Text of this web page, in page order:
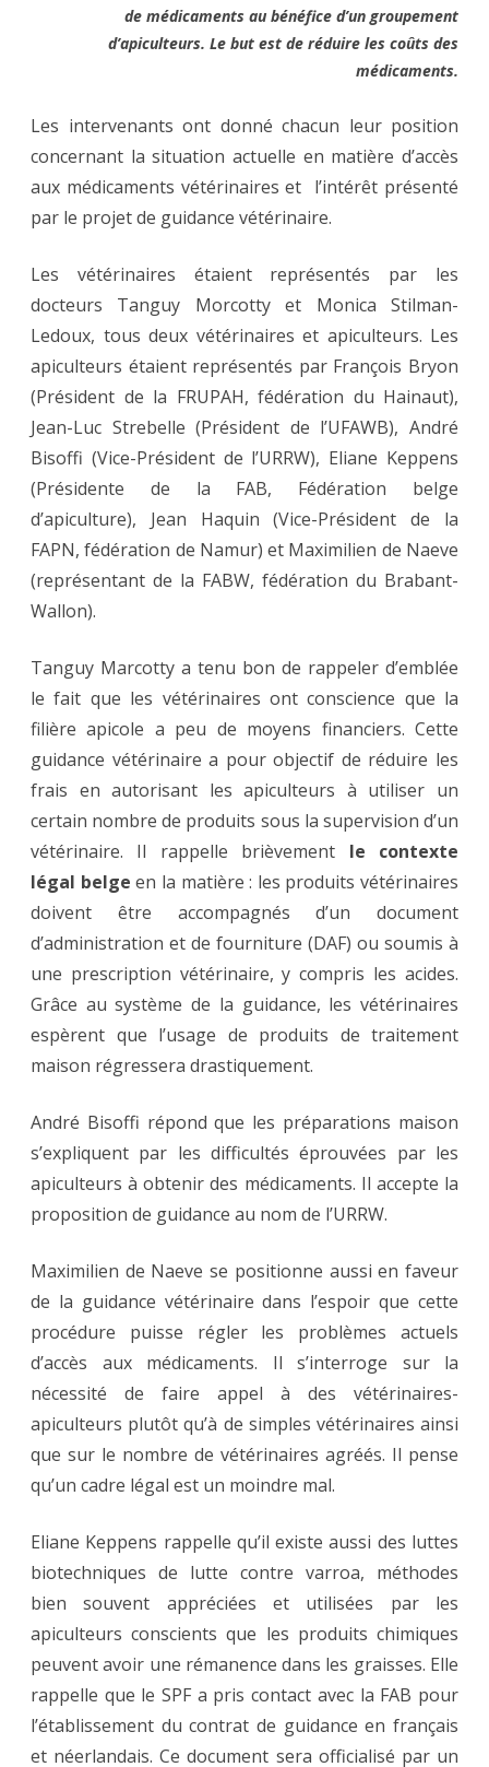
de médicaments au bénéfice d’un groupement
d’apiculteurs. Le but est de réduire les coûts des
médicaments.
Les intervenants ont donné chacun leur position
concernant la situation actuelle en matière d’accès
aux médicaments vétérinaires et l’intérêt présenté
par le projet de guidance vétérinaire.
Les vétérinaires étaient représentés par les
docteurs Tanguy Morcotty et Monica Stilman-
Ledoux, tous deux vétérinaires et apiculteurs. Les
apiculteurs étaient représentés par François Bryon
(Président de la FRUPAH, fédération du Hainaut),
Jean-Luc Strebelle (Président de l’UFAWB), André
Bisoffi (Vice-Président de l’URRW), Eliane Keppens
(Présidente de la FAB, Fédération belge
d’apiculture), Jean Haquin (Vice-Président de la
FAPN, fédération de Namur) et Maximilien de Naeve
(représentant de la FABW, fédération du Brabant-
Wallon).
Tanguy Marcotty a tenu bon de rappeler d’emblée
le fait que les vétérinaires ont conscience que la
filière apicole a peu de moyens financiers. Cette
guidance vétérinaire a pour objectif de réduire les
frais en autorisant les apiculteurs à utiliser un
certain nombre de produits sous la supervision d’un
vétérinaire. Il rappelle brièvement le contexte
légal belge en la matière : les produits vétérinaires
doivent être accompagnés d’un document
d’administration et de fourniture (DAF) ou soumis à
une prescription vétérinaire, y compris les acides.
Grâce au système de la guidance, les vétérinaires
espèrent que l’usage de produits de traitement
maison régressera drastiquement.
André Bisoffi répond que les préparations maison
s’expliquent par les difficultés éprouvées par les
apiculteurs à obtenir des médicaments. Il accepte la
proposition de guidance au nom de l’URRW.
Maximilien de Naeve se positionne aussi en faveur
de la guidance vétérinaire dans l’espoir que cette
procédure puisse régler les problèmes actuels
d’accès aux médicaments. Il s’interroge sur la
nécessité de faire appel à des vétérinaires-
apiculteurs plutôt qu’à de simples vétérinaires ainsi
que sur le nombre de vétérinaires agréés. Il pense
qu’un cadre légal est un moindre mal.
Eliane Keppens rappelle qu’il existe aussi des luttes
biotechniques de lutte contre varroa, méthodes
bien souvent appréciées et utilisées par les
apiculteurs conscients que les produits chimiques
peuvent avoir une rémanence dans les graisses. Elle
rappelle que le SPF a pris contact avec la FAB pour
l’établissement du contrat de guidance en français
et néerlandais. Ce document sera officialisé par un